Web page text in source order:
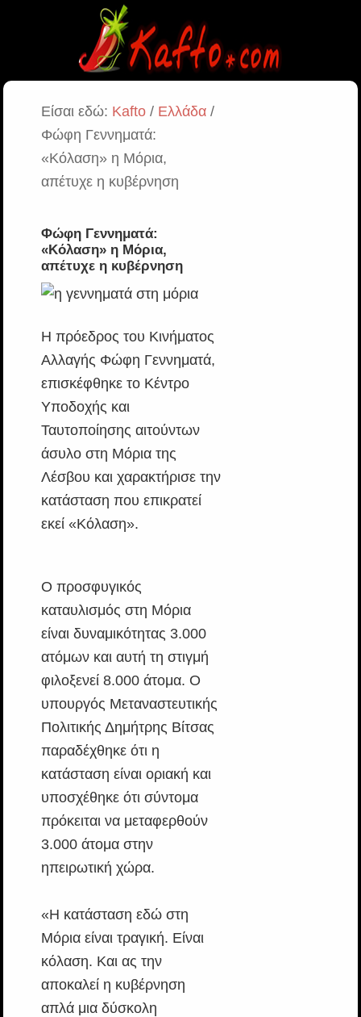
Είσαι εδώ: Kafto/ Ελλάδα/
Φώφη Γεννηματά:
«Κόλαση» η Μόρια,
απέτυχε η κυβέρνηση
Φώφη Γεννηματά:
«Κόλαση» η Μόρια,
απέτυχε η κυβέρνηση
Η πρόεδρος του Κινήματος
Αλλαγής Φώφη Γεννηματά,
επισκέφθηκε το Κέντρο
Υποδοχής και
Ταυτοποίησης αιτούντων
άσυλο στη Μόρια της
Λέσβου και χαρακτήρισε την
κατάσταση που επικρατεί
εκεί «Κόλαση».
Ο προσφυγικός
καταυλισμός στη Μόρια
είναι δυναμικότητας 3.000
ατόμων και αυτή τη στιγμή
φιλοξενεί 8.000 άτομα. Ο
υπουργός Μεταναστευτικής
Πολιτικής Δημήτρης Βίτσας
παραδέχθηκε ότι η
κατάσταση είναι οριακή και
υποσχέθηκε ότι σύντομα
πρόκειται να μεταφερθούν
3.000 άτομα στην
ηπειρωτική χώρα.
«Η κατάσταση εδώ στη
Μόρια είναι τραγική. Είναι
κόλαση. Και ας την
αποκαλεί η κυβέρνηση
απλά μια δύσκολη